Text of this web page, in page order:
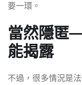
要一環。
當然隱匿
能揭露
不過，很多情況是